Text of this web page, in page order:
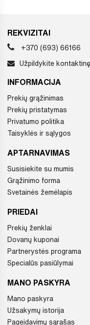
REKVIZITAI
+370 (693) 66166
Užpildykite
INFORMACIJA
Prekių grąžinimas
Prekių pristatymas
Privatumo politika
Taisyklės ir sąlygos
APTARNAVIMAS
Susisiekite su mumis
Grąžinimo forma
Svetainės žemėlapis
PRIEDAI
Prekių ženklai
Dovanų kuponai
Partnerystės programa
Specialūs pasiūlymai
MANO PASKYRA
Mano paskyra
Užsakymų istorija
Pageidavimų sąrašas